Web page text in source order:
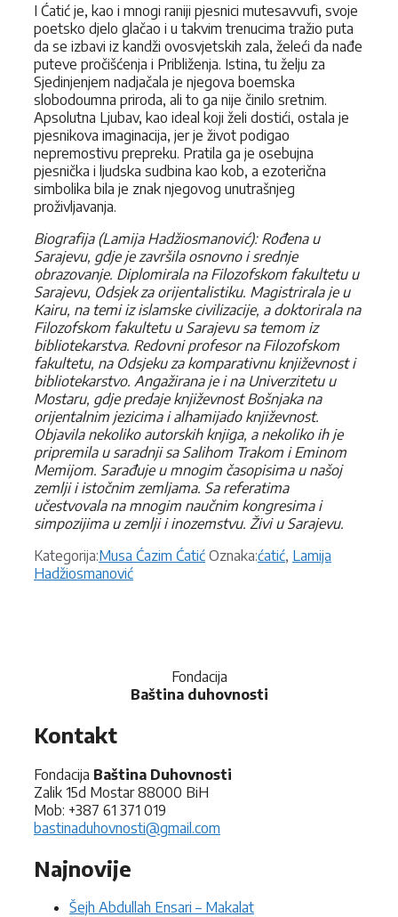
I Ćatić je, kao i mnogi raniji pjesnici mutesavvufi, svoje
poetsko djelo glačao i u takvim trenucima tražio puta
da se izbavi iz kandži ovosvjetskih zala, želeći da nađe
puteve pročišćenja i Približenja. Istina, tu želju za
Sjedinjenjem nadjačala je njegova boemska
slobodoumna priroda, ali to ga nije činilo sretnim.
Apsolutna Ljubav, kao ideal koji želi dostići, ostala je
pjesnikova imaginacija, jer je život podigao
nepremostivu prepreku. Pratila ga je osebujna
pjesnička i ljudska sudbina kao kob, a ezoterična
simbolika bila je znak njegovog unutrašnjeg
proživljavanja.
Biografija (Lamija Hadžiosmanović): Rođena u
Sarajevu, gdje je završila osnovno i srednje
obrazovanje. Diplomirala na Filozofskom fakultetu u
Sarajevu, Odsjek za orijentalistiku. Magistrirala je u
Kairu, na temi iz islamske civilizacije, a doktorirala na
Filozofskom fakultetu u Sarajevu sa temom iz
bibliotekarstva. Redovni profesor na Filozofskom
fakultetu, na Odsjeku za komparativnu književnost i
bibliotekarstvo. Angažirana je i na Univerzitetu u
Mostaru, gdje predaje književnost Bošnjaka na
orijentalnim jezicima i alhamijado književnost.
Objavila nekoliko autorskih knjiga, a nekoliko ih je
pripremila u saradnji sa Salihom Trakom i Eminom
Memijom. Sarađuje u mnogim časopisima u našoj
zemlji i istočnim zemljama. Sa referatima
učestvovala na mnogim naučnim kongresima i
simpozijima u zemlji i inozemstvu. Živi u Sarajevu.
Kategorija:Kategorije
Musa Ćazim Ćatić Oznaka:Oznake
ćatić, Lamija
Hadžiosmanović
Fondacija
Baština duhovnosti
Kontakt
Fondacija Baština Duhovnosti
Zalik 15d Mostar 88000 BiH
Mob: +387 61 371 019
bastinaduhovnosti@gmail.com
Najnovije
Šejh Abdullah Ensari – Makalat